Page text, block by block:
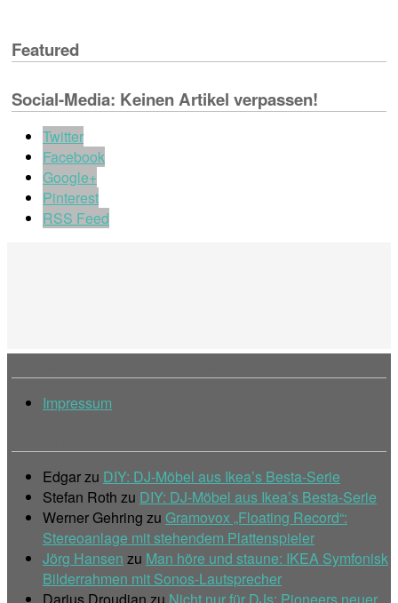
Featured
Social-Media: Keinen Artikel verpassen!
Twitter
Facebook
Google+
Pinterest
RSS Feed
Impressum
Edgarzu DIY: DJ-Möbel aus Ikea’s Besta-Serie
Stefan Roth zu DIY: DJ-Möbel aus Ikea’s Besta-Serie
Werner Gehring zu Gramovox „Floating Record“:
Stereoanlage mit stehendem Plattenspieler
Jörg Hansen zu Man höre und staune: IKEA Symfonisk
Bilderrahmen mit Sonos-Lautsprecher
Darius Droudian zu Nicht nur für DJs: Pioneers neuer